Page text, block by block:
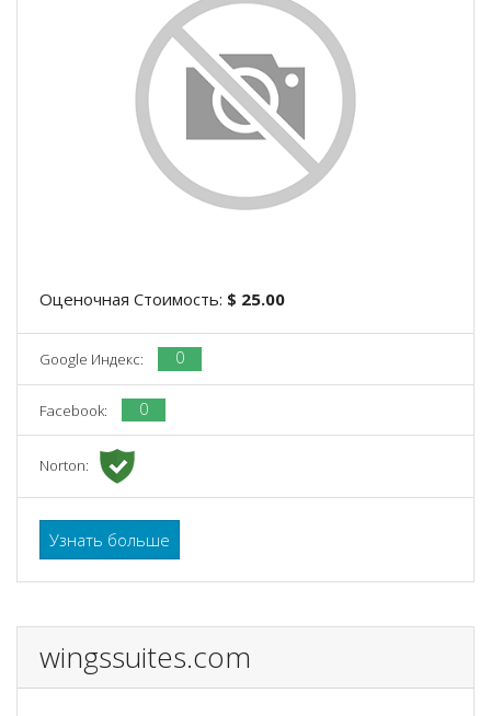
Оценочная Стоимость: $ 25.00
Google Индекс: 0
Facebook: 0
Norton:
Узнать больше
wingssuites.com